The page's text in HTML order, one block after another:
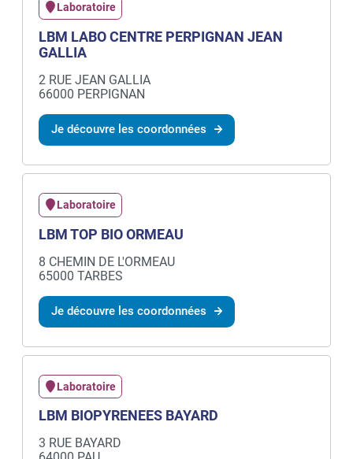
Laboratoire
LBM LABO CENTRE PERPIGNAN JEAN
GALLIA
2 RUE JEAN GALLIA
66000 PERPIGNAN
Je découvre les coordonnées
Laboratoire
LBM TOP BIO ORMEAU
8 CHEMIN DE L'ORMEAU
65000 TARBES
Je découvre les coordonnées
Laboratoire
LBM BIOPYRENEES BAYARD
3 RUE BAYARD